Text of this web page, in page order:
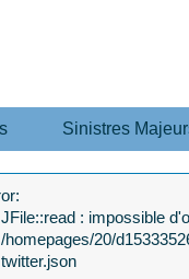
Sinistres
JFile::read : impossible
/homepages/20/
twitter.json